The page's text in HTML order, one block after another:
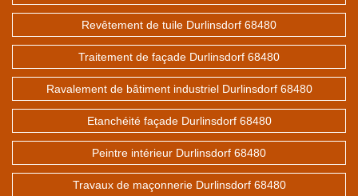
Revêtement de tuile Durlinsdorf 68480
Traitement de façade Durlinsdorf 68480
Ravalement de bâtiment industriel Durlinsdorf 68480
Etanchéité façade Durlinsdorf 68480
Peintre intérieur Durlinsdorf 68480
Travaux de maçonnerie Durlinsdorf 68480